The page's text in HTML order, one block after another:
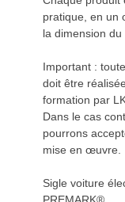
pratique, en un
la dimension du
Important :
doit être
formation par
Dans le cas
pourrons
mise en œuvre.
Sigle voiture